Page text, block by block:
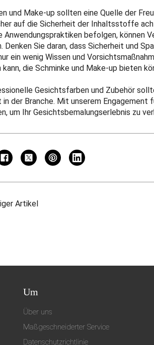
und Make-up sollten eine Quelle der
auf die Sicherheit der Inhaltsstoffe
Anwendungspraktiken befolgen, können
Denken Sie daran, dass Sicherheit und
ein wenig Wissen und
kann, die Schminke und Make-up bieten
Gesichtsfarben und Zubehör
in der Branche. Mit unserem
um Ihr Gesichtsbemalungserlebnis zu
Artikel
Um
Über uns
Maßgeschneiderter Service
Datenschutzrichtlinie